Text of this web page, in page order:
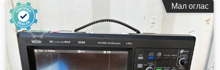
Мал оглас